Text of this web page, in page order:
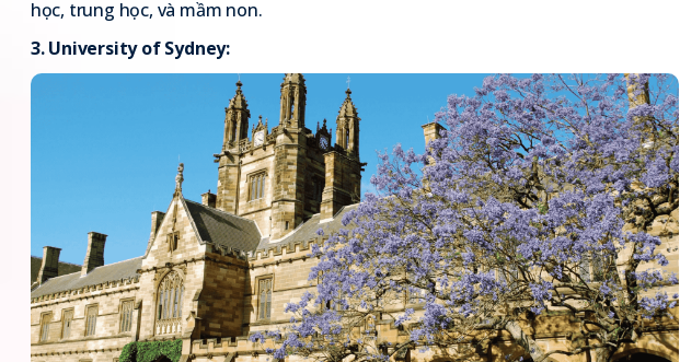
học, trung học, và mầm non.
3.University of Sydney: